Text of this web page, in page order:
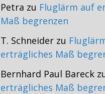
Petra zu Fluglärm auf
Maß begrenzen
T. Schneider zu
erträgliches Maß
Bernhard Paul Bareck
erträgliches Maß